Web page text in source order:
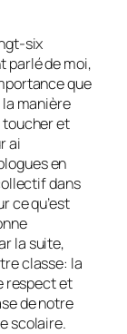
six
parlé de moi,
que
la manière
toucher et
ai
en
dans
ce qu’est
la suite,
classe: la
respect et
de notre
scolaire.